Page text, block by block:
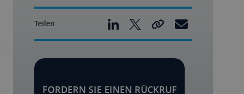
Teilen
FORDERN SIE EINEN RÜCKRUF